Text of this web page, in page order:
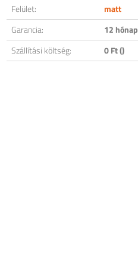
Felület:
matt
Garancia:
12 hónap
Szállítási költség:
0 Ft ()